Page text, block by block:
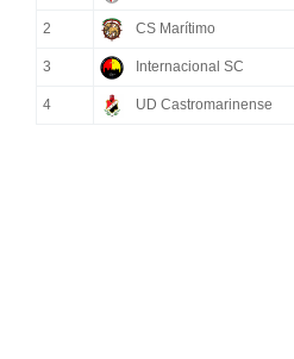
2 CS Marítimo
3 Internacional SC
4 UD Castromarinense